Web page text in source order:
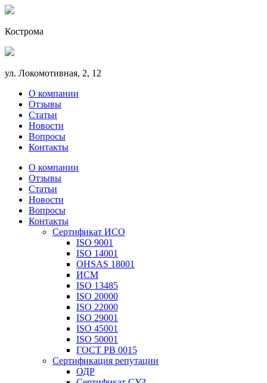
Кострома
ул. Локомотивная, 2, 12
О компании
Отзывы
Статьи
Новости
Вопросы
Контакты
О компании
Отзывы
Статьи
Новости
Вопросы
Контакты
Сертификат ИСО
ISO 9001
ISO 14001
OHSAS 18001
ИСМ
ISO 13485
ISO 20000
ISO 22000
ISO 29001
ISO 45001
ISO 50001
ГОСТ РВ 0015
Сертификация репутации
ОДР